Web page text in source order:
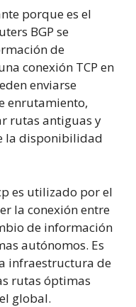
porque es el
BGP se
de
conexión TCP en
enviarse
enrutamiento,
rutas antiguas y
la disponibilidad
es utilizado por el
la conexión entre
de información
autónomos. Es
infraestructura de
rutas óptimas
global.